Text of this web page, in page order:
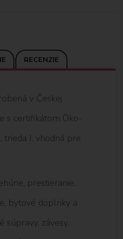
RECENZIE
v Českej
s certifikátom Öko-
trieda I. vhodná pre
prestieranie,
bytové doplnky a
súpravy, závesy,